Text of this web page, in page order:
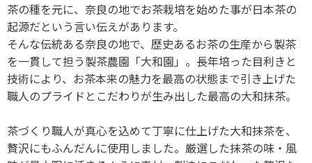
茶の種を元に、奈良の地でお茶栽培を始めた事が日本茶の
起源だという言い伝えがあります。
そんな伝統ある奈良の地で、歴史あるお茶の生産から製茶
を一貫して担う製茶農園「大和園」。長年培った目利きと
技術により、お茶本来の魅力を最高の状態まで引き上げた
職人のプライドとこだわりが生み出した最高の大和抹茶。
茶づくり職人が真心を込めて丁寧に仕上げた大和抹茶を、
贅沢にもふんだんに使用しました。厳選した抹茶の味・風